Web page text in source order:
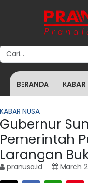
Search for:
BERANDA KABAR
KABAR NUSA
Gubernur
Pemerintah
Larangan
pranusa.id March